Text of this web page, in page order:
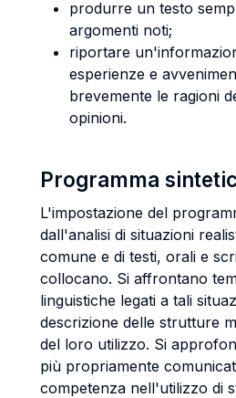
produrre un testo
argomenti noti;
riportare
esperienze e
brevemente le ragioni
opinioni.
Programma
L'impostazione del
dall'analisi di situazioni
comune e di testi, orali e
collocano. Si affrontano
linguistiche legati a tali
descrizione delle strutture
del loro utilizzo. Si
più propriamente
competenza nell'utilizzo di